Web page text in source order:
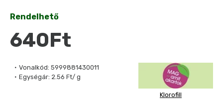
Vonalkód: 5999881430011
Egységár: 2.56 Ft/ g
Klorofill
Rendelhető
640Ft